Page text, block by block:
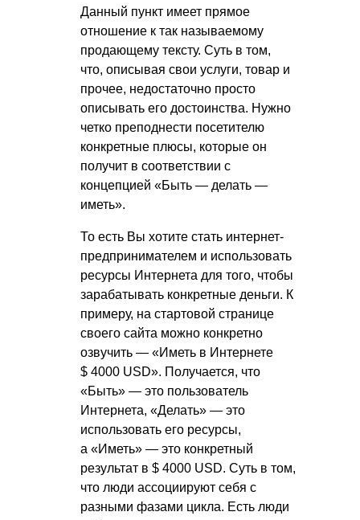
Данный пункт имеет прямое
отношение к так называемому
продающему тексту. Суть в том,
что, описывая свои услуги, товар и
прочее, недостаточно просто
описывать его достоинства. Нужно
четко преподнести посетителю
конкретные плюсы, которые он
получит в соответствии с
концепцией «Быть — делать —
иметь».
То есть Вы хотите стать интернет-
предпринимателем и использовать
ресурсы Интернета для того, чтобы
зарабатывать конкретные деньги. К
примеру, на стартовой странице
своего сайта можно конкретно
озвучить — «Иметь в Интернете
$ 4000 USD». Получается, что
«Быть» — это пользователь
Интернета, «Делать» — это
использовать его ресурсы,
а «Иметь» — это конкретный
результат в $ 4000 USD. Суть в том,
что люди ассоциируют себя с
разными фазами цикла. Есть люди